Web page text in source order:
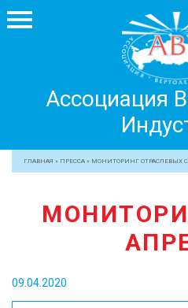
Ассоциация
Вертолетной
Индустрии
+7 499 755 99 29
ЧЛЕНЫ АВИ
ЖУРНАЛ
ГЛАВНАЯ » ПРЕССА » МОНИТОРИНГ ОТРАСЛЕВЫХ
09.04.2020